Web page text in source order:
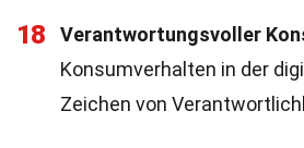
18 Verantwortungsvoller
Konsumverhalten in der
Zeichen von